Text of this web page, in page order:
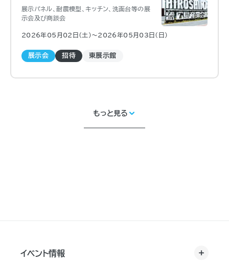
展示パネル、耐震模型、キッチン、洗面台等の展
示会及び商談会
2026年05月02日（土)〜2026年05月03日（日)
展示会 招待 東展示館
もっと見る
イベント情報